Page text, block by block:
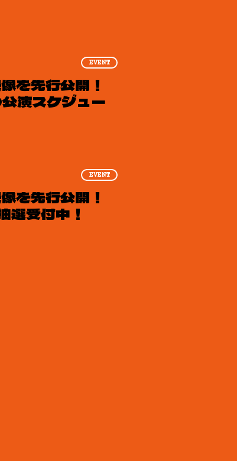
先行公開！
演スケジュー
EVENT
先行公開！
選受付中！
EVENT